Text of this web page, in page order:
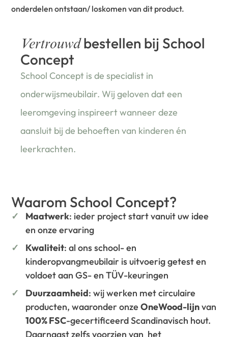
onderdelen ontstaan/ loskomen van dit product.
Vertrouwdbestellen bij School
Concept
School Concept is de specialist in
onderwijsmeubilair. Wij geloven dat een
leeromgeving inspireert wanneer deze
aansluit bij de behoeften van kinderen én
leerkrachten.
Waarom School Concept?
Maatwerk: ieder project start vanuit uw idee
en onze ervaring
Kwaliteit: al ons school- en
kinderopvangmeubilair is uitvoerig getest en
voldoet aan GS- en TÜV-keuringen
Duurzaamheid: wij werken met circulaire
producten, waaronder onzeOneWood-lijnvan
100% FSC-gecertificeerd Scandinavisch hout.
Daarnaast zelfs voorzien van het